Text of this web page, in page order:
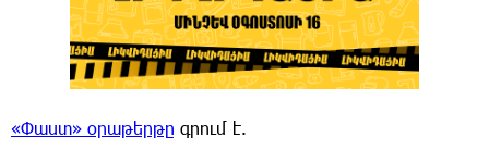
«Փաստ» օրաթերթը գրում է.